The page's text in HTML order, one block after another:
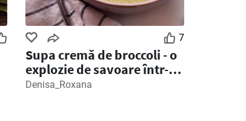
7
Supa cremă de broccoli - o
explozie de savoare într-un
bol
Denisa_Roxana